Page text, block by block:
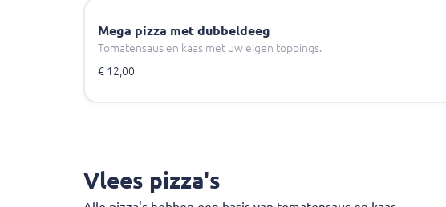
Mega pizza met dubbeldeeg
Tomatensaus en kaas met uw eigen toppings.
€ 12,00
Vlees pizza's